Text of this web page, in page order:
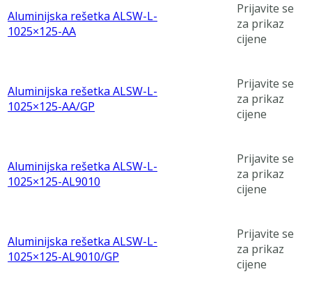
Aluminijska rešetka ALSW-L-
1025×125-AA
Prijavite se
za prikaz
cijene
Aluminijska rešetka ALSW-L-
1025×125-AA/GP
Prijavite se
za prikaz
cijene
Aluminijska rešetka ALSW-L-
1025×125-AL9010
Prijavite se
za prikaz
cijene
Aluminijska rešetka ALSW-L-
1025×125-AL9010/GP
Prijavite se
za prikaz
cijene